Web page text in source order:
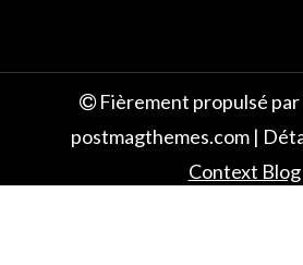
Fièrement propulsé
postmagthemes.com |
Context Blog